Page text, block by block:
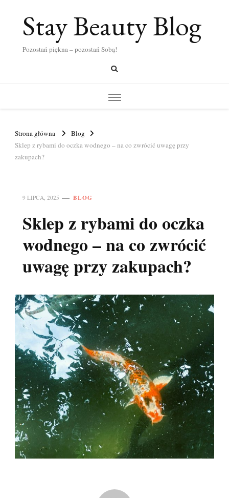
Stay Beauty Blog
Pozostań piękna – pozostań Sobą!
Strona główna
Blog
Sklep z rybami do oczka wodnego – na co zwrócić uwagę przy
zakupach?
9 LIPCA, 2025 BLOG
Sklep z rybami do oczka
wodnego – na co zwrócić
uwagę przy zakupach?